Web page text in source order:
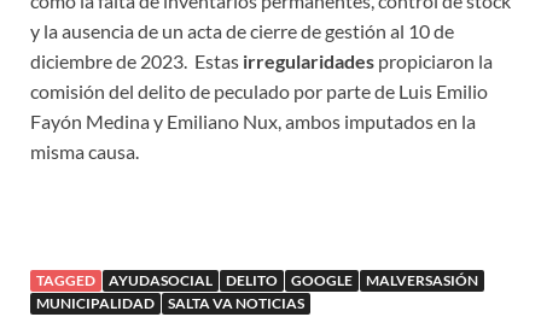
y la ausencia de un acta de cierre de gestión al 10 de
diciembre de 2023. Estas irregularidades propiciaron la
comisión del delito de peculado por parte de Luis Emilio
Fayón Medina y Emiliano Nux, ambos imputados en la
misma causa.
TAGGED AYUDASOCIAL DELITO GOOGLE
MALVERSASIÓN
MUNICIPALIDAD
SALTA VA NOTICIAS